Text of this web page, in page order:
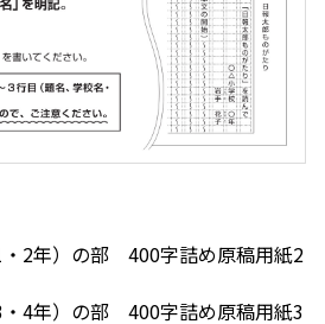
・2年）の部 400字詰め原稿用紙2
・4年）の部 400字詰め原稿用紙3